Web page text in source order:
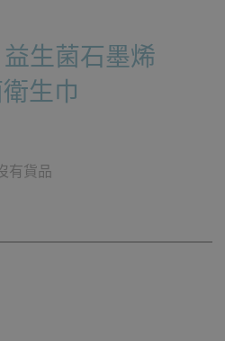
生菌石墨烯
生巾
有貨品